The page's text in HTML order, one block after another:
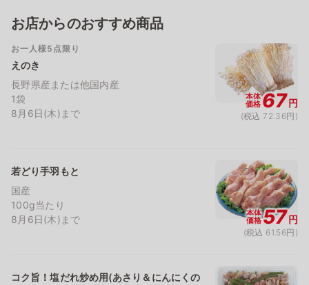
お店からのおすすめ商品
お一人様5点限り
えのき
長野県産または他国内産
1袋
8月6日(木)まで
本体
価格67円
(税込 72.36円)
若どり手羽もと
国産
100g当たり
8月6日(木)まで
本体
価格57円
(税込 61.56円)
コク旨！塩だれ炒め用(あさり＆にんにくの